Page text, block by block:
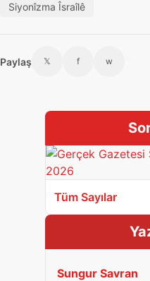
Siyonîzma Îsraîlê
Paylaş 𝕏 f w
Tüm Sayılar
Sungur Savran